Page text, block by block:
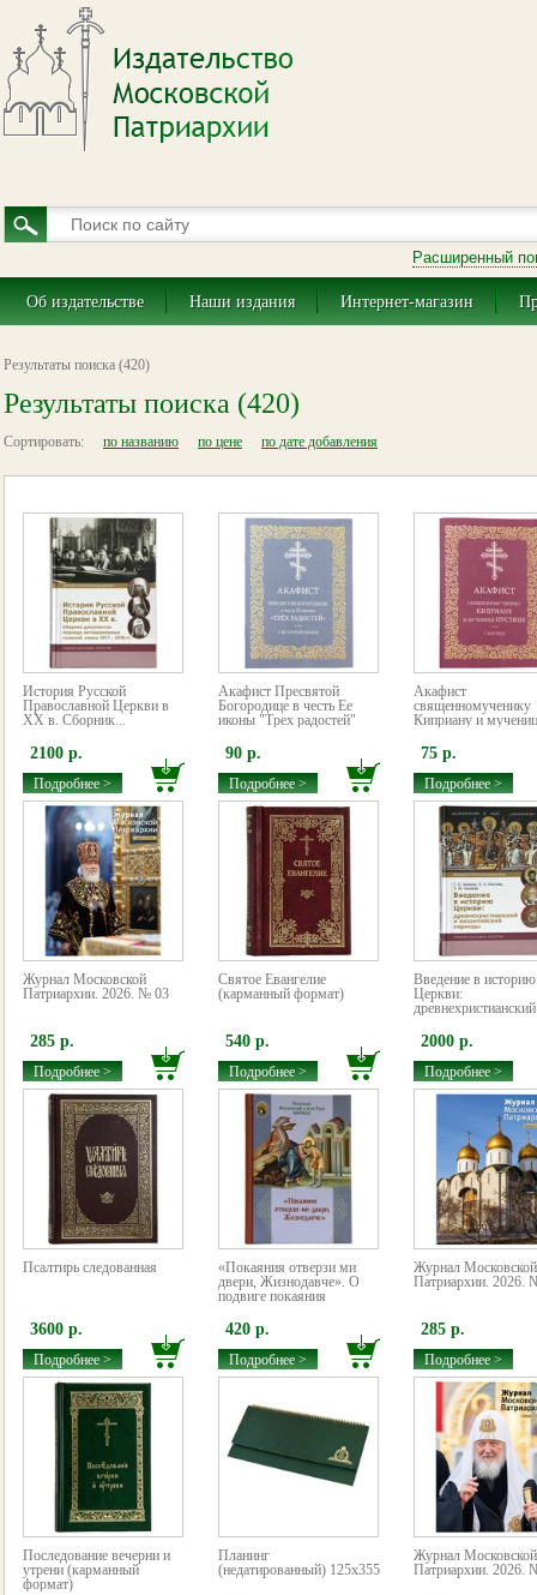
Расширенный
Об издательстве Наши издания Интернет-магазин
Результаты поиска (420)
Результаты поиска (420)
Сортировать: по названию по цене по дате добавления
История Русской
Православной Церкви в
XX в. Сборник...
2100 р.
Подробнее >
Акафист Пресвятой
Богородице в честь Ее
иконы "Трех радостей"
90 р.
Подробнее >
Акафист
священномученику
Киприану и
75 р.
Подробнее >
Журнал Московской
Патриархии. 2026. № 03
285 р.
Подробнее >
Святое Евангелие
(карманный формат)
540 р.
Подробнее >
Введение в историю
Церкви:
2000 р.
Подробнее >
Псалтирь следованная
3600 р.
Подробнее >
«Покаяния отверзи ми
двери, Жизнодавче». О
подвиге покаяния
420 р.
Подробнее >
Журнал Московской
Патриархии. 2026.
285 р.
Подробнее >
Последование вечерни и
утрени (карманный
формат)
Планинг
(недатированный) 125х355
Журнал Московской
Патриархии. 2026.